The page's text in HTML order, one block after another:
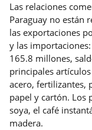
Las relaciones
Paraguay no están
las exportaciones
y las
165.8 millones,
principales
acero, fertilizantes,
papel y cartón. Los
soya, el café
madera.